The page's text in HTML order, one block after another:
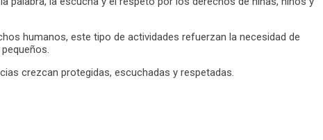
humanos, este tipo de actividades refuerzan la necesidad de
crezcan protegidas, escuchadas y respetadas.